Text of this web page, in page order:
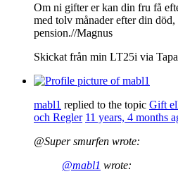
Om ni gifter er kan din fru få
med tolv månader efter din död,
pension.//Magnus
Skickat från min LT25i via
mabl1 replied to the topic Gift
och Regler 11 years, 4 months
@Super smurfen wrote:
@mabl1 wrote: